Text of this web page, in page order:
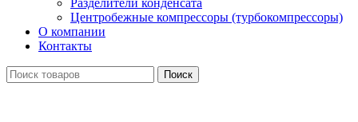
Разделители конденсата
Центробежные компрессоры (турбокомпрессоры)
О компании
Контакты
Поиск